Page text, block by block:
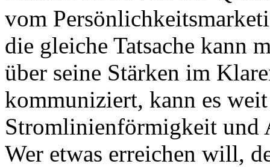
vom
die gleiche Tatsache kann
über seine Stärken im
kommuniziert, kann es
Stromlinienförmigkeit und
Wer etwas erreichen will,